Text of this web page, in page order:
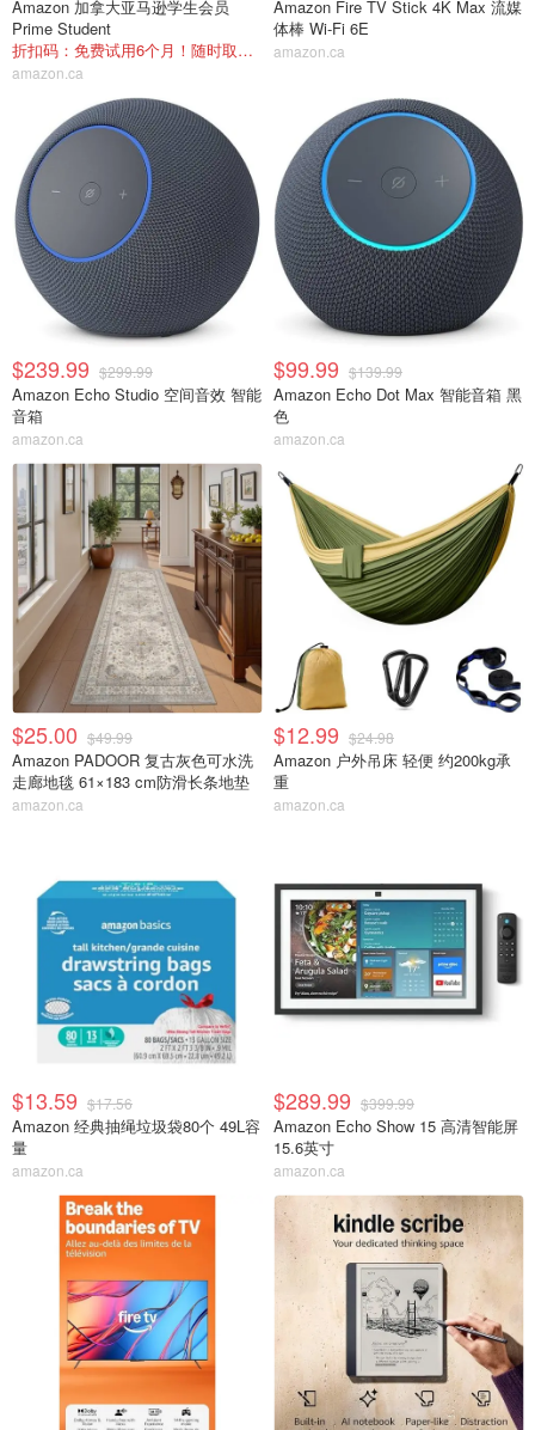
Amazon 加拿大亚马逊学生会员
Prime Student
折扣码：免费试用6个月！随时取消！
amazon.ca
Amazon Fire TV Stick 4K Max 流媒
体棒 Wi-Fi 6E
amazon.ca
$239.99 $299.99
Amazon Echo Studio 空间音效 智能
音箱
amazon.ca
$99.99 $139.99
Amazon Echo Dot Max 智能音箱 黑
色
amazon.ca
$25.00 $49.99
Amazon PADOOR 复古灰色可水洗
走廊地毯 61×183 cm防滑长条地垫
amazon.ca
$12.99 $24.98
Amazon 户外吊床 轻便 约200kg承
重
amazon.ca
$13.59 $17.56
Amazon 经典抽绳垃圾袋80个 49L容
量
amazon.ca
$289.99 $399.99
Amazon Echo Show 15 高清智能屏
15.6英寸
amazon.ca